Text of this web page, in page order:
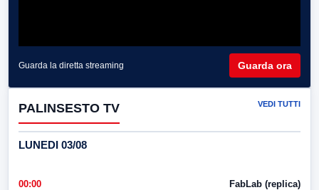
Guarda la diretta streaming Guarda ora
PALINSESTO TV VEDI TUTTI
LUNEDI 03/08
00:00 FabLab (replica)